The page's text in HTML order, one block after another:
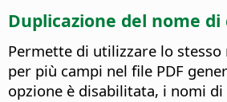
Duplicazione del nome di
Permette di utilizzare lo stesso
per più campi nel file PDF
opzione è disabilitata, i nomi